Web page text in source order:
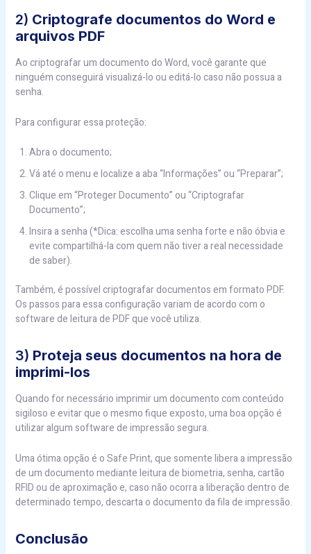
2) Criptografe documentos do Word e
arquivos PDF
Ao criptografar um documento do Word, você garante que
ninguém conseguirá visualizá-lo ou editá-lo caso não possua a
senha.
Para configurar essa proteção:
Abra o documento;
Vá até o menu e localize a aba “Informações” ou “Preparar”;
Clique em “Proteger Documento” ou “Criptografar
Documento”;
Insira a senha (*Dica: escolha uma senha forte e não óbvia e
evite compartilhá-la com quem não tiver a real necessidade
de saber).
Também, é possível criptografar documentos em formato PDF.
Os passos para essa configuração variam de acordo com o
software de leitura de PDF que você utiliza.
3) Proteja seus documentos na hora de
imprimi-los
Quando for necessário imprimir um documento com conteúdo
sigiloso e evitar que o mesmo fique exposto, uma boa opção é
utilizar algum software de impressão segura.
Uma ótima opção é o Safe Print, que somente libera a impressão
de um documento mediante leitura de biometria, senha, cartão
RFID ou de aproximação e, caso não ocorra a liberação dentro de
determinado tempo, descarta o documento da fila de impressão.
Conclusão